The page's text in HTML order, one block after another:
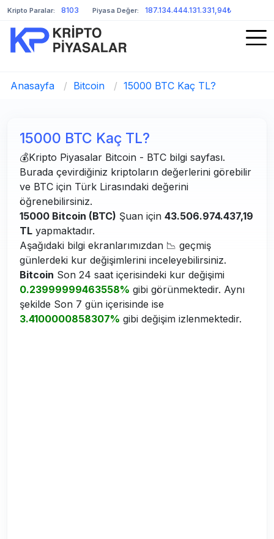
Kripto Paralar: 8103 Piyasa Değer: 187.134.444.131.331,94₺
Anasayfa / Bitcoin / 15000 BTC Kaç TL?
15000 BTC Kaç TL?
💰Kripto Piyasalar Bitcoin - BTC bilgi sayfası.
Burada çevirdiğiniz kriptoların değerlerini görebilir
ve BTC için Türk Lirasındaki değerini
öğrenebilirsiniz.
15000 Bitcoin (BTC) Şuan için 43.506.974.437,19
TL yapmaktadır.
Aşağıdaki bilgi ekranlarımızdan 📉 geçmiş
günlerdeki kur değişimlerini inceleyebilirsiniz.
Bitcoin Son 24 saat içerisindeki kur değişimi
0.23999999463558% gibi görünmektedir. Aynı
şekilde Son 7 gün içerisinde ise
3.4100000858307% gibi değişim izlenmektedir.